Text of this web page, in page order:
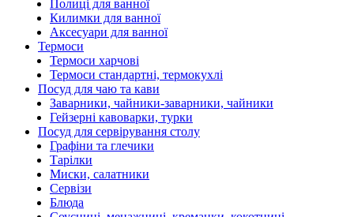
Полиці для ванної
Килимки для ванної
Аксесуари для ванної
Термоси
Термоси харчові
Термоси стандартні, термокухлі
Посуд для чаю та кави
Заварники, чайники-заварники, чайники
Гейзерні кавоварки, турки
Посуд для сервірування столу
Графіни та глечики
Тарілки
Миски, салатники
Сервізи
Блюда